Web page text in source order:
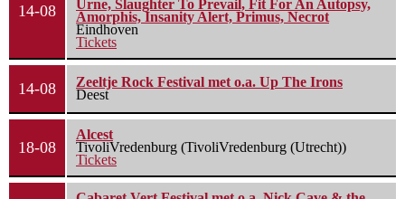
14-08
Urne, Slaughter To Prevail, Fit For An Autopsy,
Amorphis, Insanity Alert, Primus, Necrot
Eindhoven
Tickets
14-08
Zeeltje Rock Festival met o.a. Up The Irons
Deest
18-08
Alcest
TivoliVredenburg (TivoliVredenburg (Utrecht))
Tickets